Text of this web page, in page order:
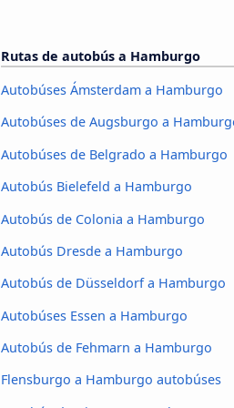
Rutas de autobús a Hamburgo
Autobúses Ámsterdam a Hamburgo
Autobúses de Augsburgo a
Autobúses de Belgrado a Hamburgo
Autobús Bielefeld a Hamburgo
Autobús de Colonia a Hamburgo
Autobús Dresde a Hamburgo
Autobús de Düsseldorf a Hamburgo
Autobúses Essen a Hamburgo
Autobús de Fehmarn a Hamburgo
Flensburgo a Hamburgo autobúses